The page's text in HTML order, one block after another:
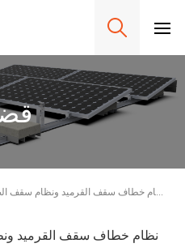
120KW T20 نظام خطاف سقف القرميد ونظام سقف الصفيح D10 في سلوفينيا